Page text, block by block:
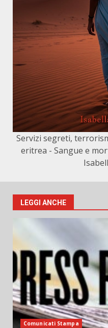
Servizi segreti,
eritrea - Sangue e
LEGGI ANCHE
Comunicati Stampa